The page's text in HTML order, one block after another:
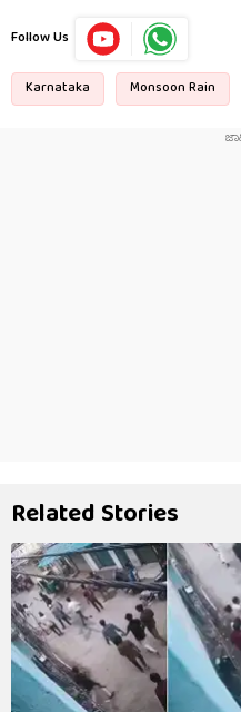
Follow Us
Karnataka Monsoon Rain
Related Stories